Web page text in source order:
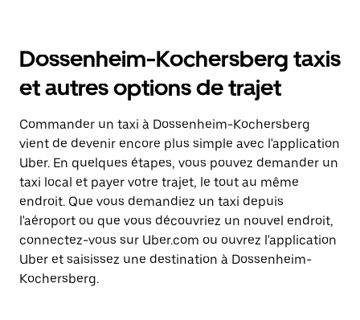
Dossenheim-Kochersberg taxis
et autres options de trajet
Commander un taxi à Dossenheim-Kochersberg
vient de devenir encore plus simple avec l'application
Uber. En quelques étapes, vous pouvez demander un
taxi local et payer votre trajet, le tout au même
endroit. Que vous demandiez un taxi depuis
l'aéroport ou que vous découvriez un nouvel endroit,
connectez-vous sur Uber.com ou ouvrez l'application
Uber et saisissez une destination à Dossenheim-
Kochersberg.